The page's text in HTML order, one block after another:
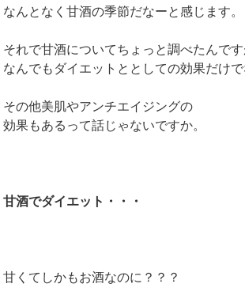
なんとなく甘酒の季節だなーと感じます。
それで甘酒についてちょっと調べたんで
なんでもダイエットととしての効果だけで
その他美肌やアンチエイジングの
効果もあるって話じゃないですか。
甘酒でダイエット・・・
甘くてしかもお酒なのに？？？